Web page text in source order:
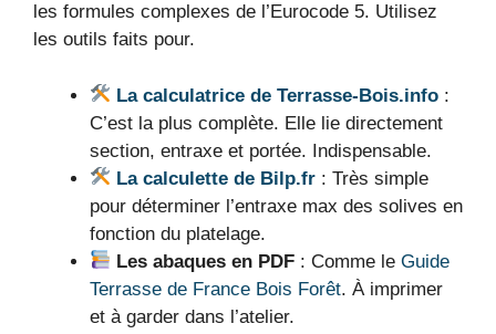
les formules complexes de l’Eurocode 5. Utilisez
les outils faits pour.
La calculatrice de Terrasse-Bois.info :
C’est la plus complète. Elle lie directement
section, entraxe et portée. Indispensable.
La calculette de Bilp.fr : Très simple
pour déterminer l’entraxe max des solives en
fonction du platelage.
Les abaques en PDF : Comme leGuide
Terrasse de France Bois Forêt. À imprimer
et à garder dans l’atelier.